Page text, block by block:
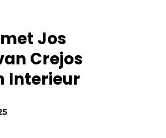
Jos
Crejos
Interieur